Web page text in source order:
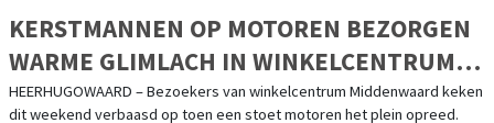
KERSTMANNEN OP MOTOREN BEZORGEN
WARME GLIMLACH IN WINKELCENTRUM
MIDDENWAARD
HEERHUGOWAARD – Bezoekers van winkelcentrum Middenwaard keken
dit weekend verbaasd op toen een stoet motoren het plein opreed.